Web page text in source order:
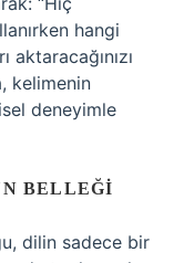
hangi
kelimenin
deneyimle
BELLEĞI
dilin sadece bir